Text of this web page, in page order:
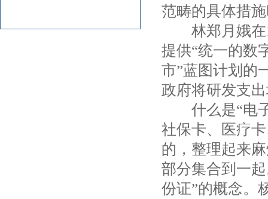
范畴的具体措
林郑月娥在
提供“统一的数
市”蓝图计划的
政府将研发支
什么是“电子
社保卡、医疗
的，整理起来
部分集合到一
份证”的概念。